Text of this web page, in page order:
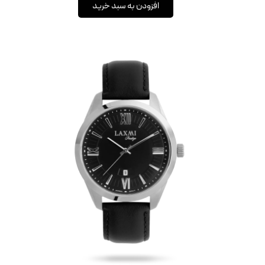
افزودن به سبد خرید